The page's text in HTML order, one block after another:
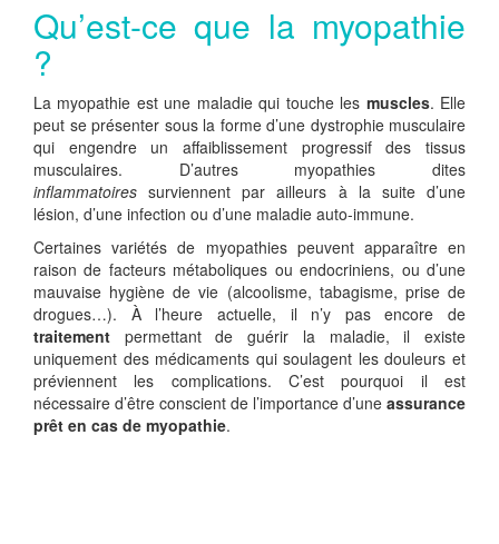
Qu’est-ce que la myopathie
?
La myopathie est une maladie qui touche les muscles. Elle
peut se présenter sous la forme d’une dystrophie musculaire
qui engendre un affaiblissement progressif des tissus
musculaires. D’autres myopathies dites
inflammatoiressurviennent par ailleurs à la suite d’une
lésion, d’une infection ou d’une maladie auto-immune.
Certaines variétés de myopathies peuvent apparaître en
raison de facteurs métaboliques ou endocriniens, ou d’une
mauvaise hygiène de vie (alcoolisme, tabagisme, prise de
drogues…). À l’heure actuelle, il n’y pas encore de
traitement permettant de guérir la maladie, il existe
uniquement des médicaments qui soulagent les douleurs et
préviennent les complications. C’est pourquoi il est
nécessaire d’être conscient de l’importance d’une assurance
prêt en cas de myopathie.